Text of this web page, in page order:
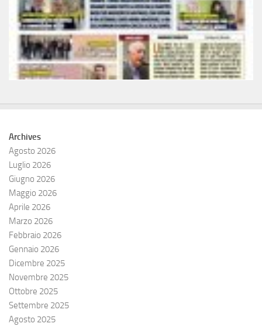
Archives
Agosto 2026
Luglio 2026
Giugno 2026
Maggio 2026
Aprile 2026
Marzo 2026
Febbraio 2026
Gennaio 2026
Dicembre 2025
Novembre 2025
Ottobre 2025
Settembre 2025
Agosto 2025